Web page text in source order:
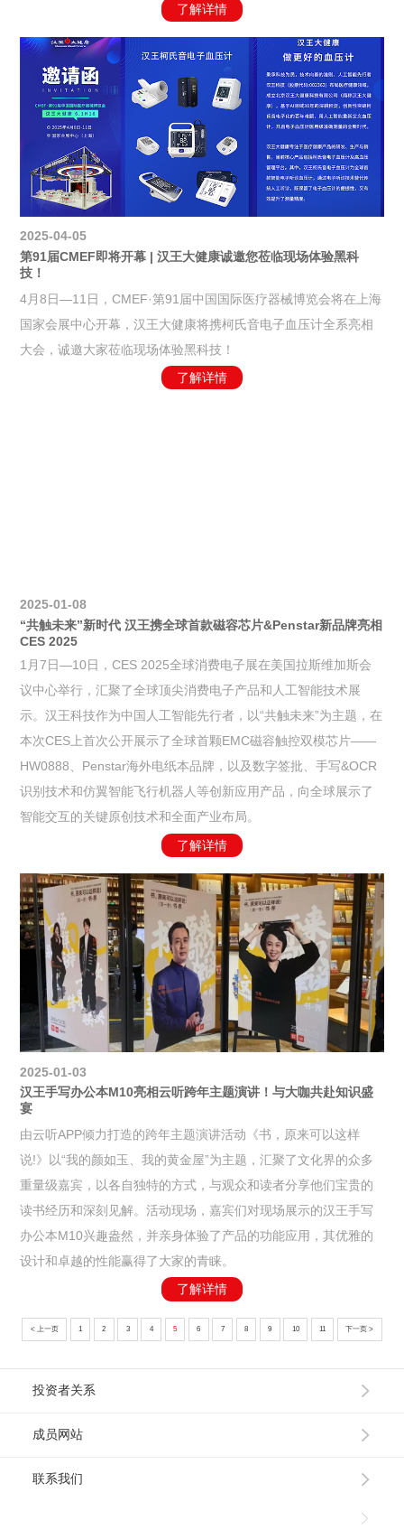
了解详情
2025-04-05
第91届CMEF即将开幕 | 汉王大健康诚邀您莅临现场体验黑科
技！
4月8日—11日，CMEF·第91届中国国际医疗器械博览会将在上海
国家会展中心开幕，汉王大健康将携柯氏音电子血压计全系亮相
大会，诚邀大家莅临现场体验黑科技！
了解详情
2025-01-08
“共触未来”新时代 汉王携全球首款磁容芯片&Penstar新品牌亮相
CES 2025
1月7日—10日，CES 2025全球消费电子展在美国拉斯维加斯会
议中心举行，汇聚了全球顶尖消费电子产品和人工智能技术展
示。汉王科技作为中国人工智能先行者，以“共触未来”为主题，在
本次CES上首次公开展示了全球首颗EMC磁容触控双模芯片——
HW0888、Penstar海外电纸本品牌，以及数字签批、手写&OCR
识别技术和仿翼智能飞行机器人等创新应用产品，向全球展示了
智能交互的关键原创技术和全面产业布局。
了解详情
2025-01-03
汉王手写办公本M10亮相云听跨年主题演讲！与大咖共赴知识盛
宴
由云听APP倾力打造的跨年主题演讲活动《书，原来可以这样
说!》以“我的颜如玉、我的黄金屋”为主题，汇聚了文化界的众多
重量级嘉宾，以各自独特的方式，与观众和读者分享他们宝贵的
读书经历和深刻见解。活动现场，嘉宾们对现场展示的汉王手写
办公本M10兴趣盎然，并亲身体验了产品的功能应用，其优雅的
设计和卓越的性能赢得了大家的青睐。
了解详情
< 上一页 1 2 3 4 5 6 7 8 9 10 11 下一页 >
投资者关系
成员网站
联系我们